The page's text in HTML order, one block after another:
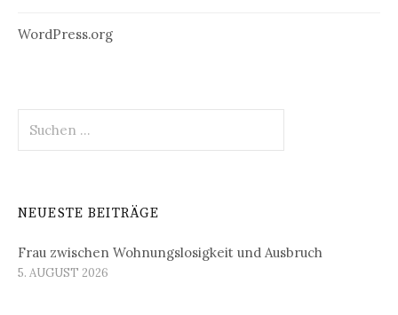
WordPress.org
nach:
NEUESTE BEITRÄGE
Frau zwischen Wohnungslosigkeit und Ausbruch
5. AUGUST 2026